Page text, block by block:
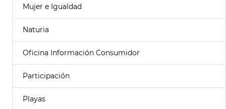
Mujer e Igualdad
Naturia
Oficina Información Consumidor
Participación
Playas